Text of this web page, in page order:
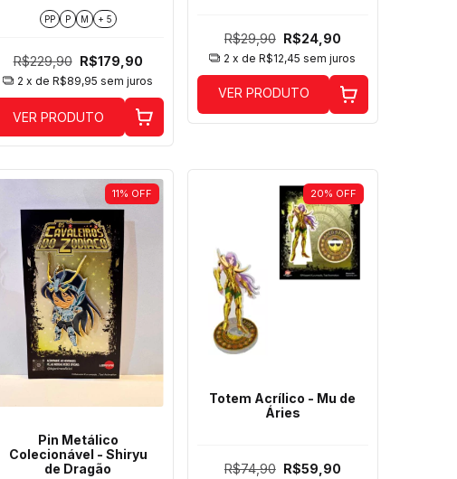
PP P M + 5
R$229,90 R$179,90
2 x deR$89,95 sem juros
VER PRODUTO
R$29,90 R$24,90
2 x deR$12,45 sem juros
VER PRODUTO
11% OFF
Pin Metálico
Colecionável - Shiryu
de Dragão
20% OFF
Totem Acrílico - Mu de
Áries
R$74,90 R$59,90